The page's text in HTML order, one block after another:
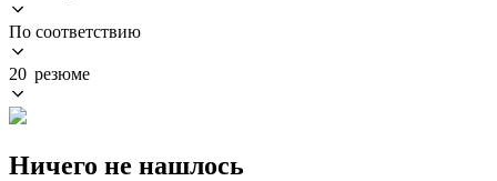
По соответствию
20 резюме
Ничего не нашлось